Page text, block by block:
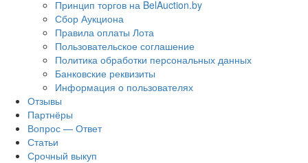
Принцип торгов на BelAuction.by
Сбор Аукциона
Правила оплаты Лота
Пользовательское соглашение
Политика обработки персональных данных
Банковские реквизиты
Информация о пользователях
Отзывы
Партнёры
Вопрос — Ответ
Статьи
Срочный выкуп